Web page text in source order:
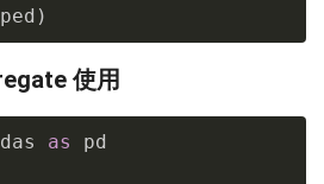
)
使用
as pd